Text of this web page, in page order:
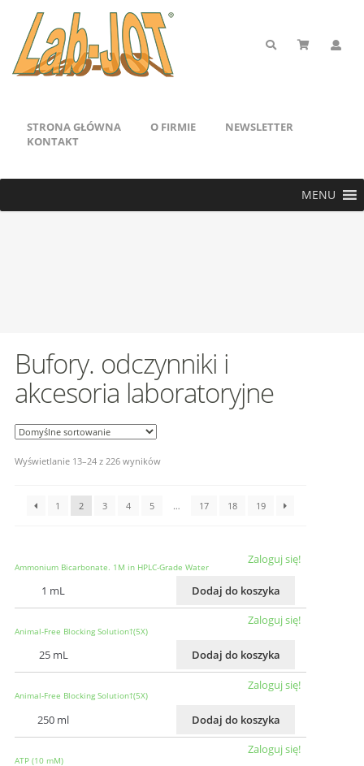
STRONA GŁÓWNA O FIRMIE
NEWSLETTER
KONTAKT
MENU
Bufory. odczynniki i
akcesoria laboratoryjne
Wyświetlanie 13–24 z 226 wyników
1 2 3 4 5 … 17 18 19
Ammonium Bicarbonate. 1M in HPLC-Grade Water
1 mL
Zaloguj się!
Dodaj do koszyka
Animal-Free Blocking Solution†(5X)
25 mL
Zaloguj się!
Dodaj do koszyka
Animal-Free Blocking Solution†(5X)
250 ml
Zaloguj się!
Dodaj do koszyka
ATP (10 mM)
Zaloguj się!